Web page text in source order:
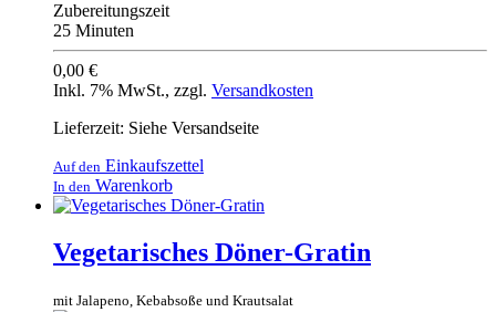
Zubereitungszeit
25 Minuten
0,00 €
Inkl. 7% MwSt., zzgl. Versandkosten
Lieferzeit: Siehe Versandseite
Auf den Einkaufszettel
In den Warenkorb
Vegetarisches Döner-Gratin
mit Jalapeno, Kebabsoße und Krautsalat